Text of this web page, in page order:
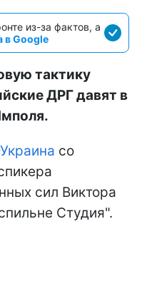
из-за фактов, а
в Google
тактику
ДРГ давят в
со
сил Виктора
Студия".